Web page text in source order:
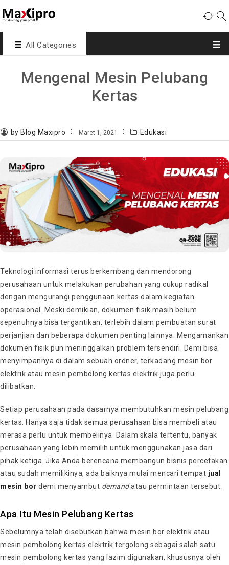
All Categories
Mengenal Mesin Pelubang
Kertas
by Blog Maxipro Maret 1, 2021 Edukasi
Teknologi informasi terus berkembang dan mendorong
perusahaan untuk melakukan perubahan yang cukup radikal
dengan mengurangi penggunaan kertas dalam kegiatan
operasional. Meski demikian, dokumen fisik masih belum
sepenuhnya bisa tergantikan, terlebih dalam pembuatan surat
perjanjian dan beberapa dokumen penting lainnya. Mengamankan
dokumen fisik pun meninggalkan problem tersendiri. Demi bisa
menyimpannya di dalam sebuah ordner, terkadang mesin bor
elektrik atau mesin pembolong kertas elektrik juga perlu
dilibatkan.
Setiap perusahaan pada dasarnya membutuhkan mesin pelubang
kertas. Hanya saja tidak semua perusahaan bisa membeli atau
merasa perlu untuk membelinya. Dalam skala tertentu, banyak
perusahaan yang lebih memilih untuk menggunakan jasa dari
pihak ketiga. Jika Anda berencana membangun bisnis percetakan
atau sudah memilikinya, ada baiknya mulai mencari tempat jual
mesin bor demi menyambut demandatau permintaan tersebut.
Apa Itu Mesin Pelubang Kertas
Sebelumnya telah disebutkan bahwa mesin bor elektrik atau
mesin pembolong kertas elektrik tergolong sebagai salah satu
mesin pembolong kertas yang lazim digunakan, khususnya oleh